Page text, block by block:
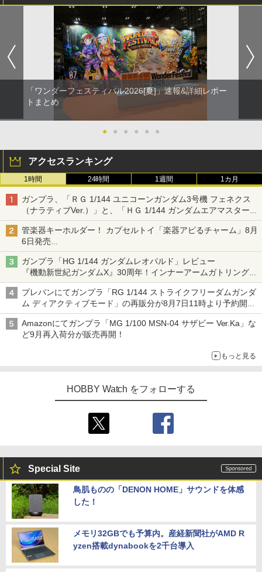
「ワンダーフェスティバル2026[夏]」速報&詳細レポー
トまとめ
● ● ● ● ● ●
アクセスランキング
1時間 24時間 1週間 1カ月
ガンプラ、「ＲＧ 1/144 ユニコーンガンダム3号機 フェネクス
（ナラティブVer.）」と、「ＨＧ 1/144 ガンダムエアマスターバ
ースト」再販
管楽器キーホルダー！ カプセルトイ「楽器アピるチャーム」8月
6日発売
チューバ、テナサクなど5種各3色
ガンプラ「HG 1/144 ガンダムレオパルド」レビュー
『機動新世紀ガンダムX』30周年！インナーアームガトリングの
変形機構まで再現し最新フォーマットでキット化！
プレバンにてガンプラ「RG 1/144 ストライクフリーダムガンダ
ム ディアクティブモード」の再販分が8月7日11時より予約開
始！
Amazonにてガンプラ「MG 1/100 MSN-04 サザビー Ver.Ka」な
ど9月再入荷分が販売再開！
もっと見る
HOBBY Watch をフォローする
Special Site
鳥肌ものの「DENON HOME」サウンドを体感
した！
メモリ32GBでも予算内。産経新聞社がAMD R
yzen搭載dynabookを2千台導入